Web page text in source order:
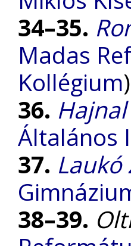
34–35.
Madas
Kollégium)
36.
Általános
37. Laukó
38–39.